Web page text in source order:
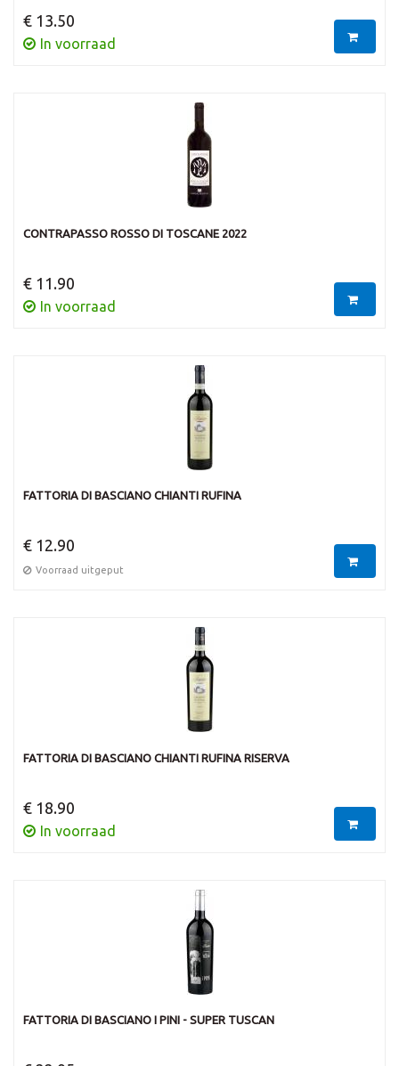
€ 13.50
In voorraad
CONTRAPASSO ROSSO DI TOSCANE 2022
€ 11.90
In voorraad
FATTORIA DI BASCIANO CHIANTI RUFINA
€ 12.90
Voorraad uitgeput
FATTORIA DI BASCIANO CHIANTI RUFINA RISERVA
€ 18.90
In voorraad
FATTORIA DI BASCIANO I PINI - SUPER TUSCAN